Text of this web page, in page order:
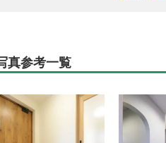
真参考一覧